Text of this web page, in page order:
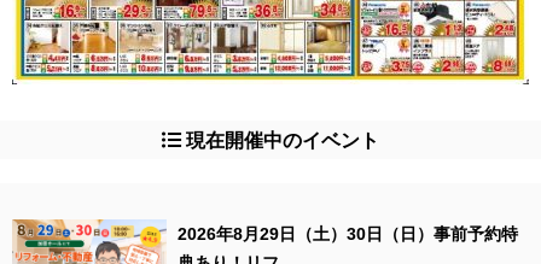
現在開催中のイベント
2026年8月29日（土）30日（日）事前予約特